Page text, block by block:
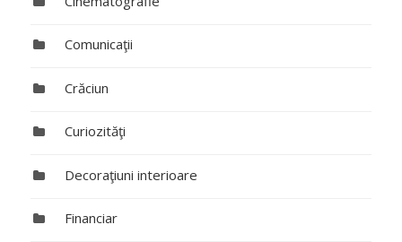
Comunicaţii
Crăciun
Curiozităţi
Decoraţiuni interioare
Financiar